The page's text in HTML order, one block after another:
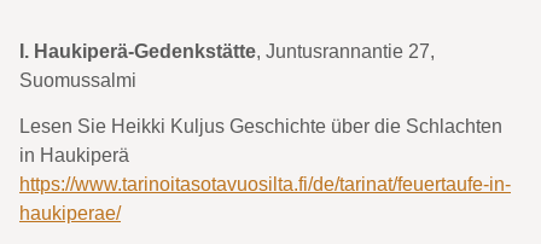
I. Haukiperä-Gedenkstätte, Juntusrannantie 27,
Suomussalmi
Lesen Sie Heikki Kuljus Geschichte über die Schlachten
in Haukiperä
https://www.tarinoitasotavuosilta.fi/de/tarinat/feuertaufe-in-
haukiperae/